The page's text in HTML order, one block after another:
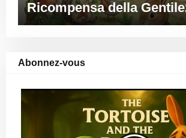
Ricompensa della
Abonnez-vous